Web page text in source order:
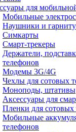
для
Мобильные
Наушники и
Симкарты
Смарт-трекеры
Держатели,
телефонов
Модемы 3G/4G
Чехлы для сотовых
Моноподы, штативы
Аксессуары для
Пленки для сотовых
Мобильные
телефонов